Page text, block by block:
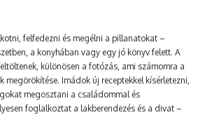
felfedezni és megélni a pillanatokat –
a konyhában vagy egy jó könyv felett. A
különösen a fotózás, ami számomra a
megörökítése. Imádok új receptekkel kísérletezni,
megosztani a családommal és
foglalkoztat a lakberendezés és a divat –